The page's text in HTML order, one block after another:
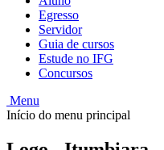
Egresso
Servidor
Guia de cursos
Estude no IFG
Concursos
Menu
Início do menu principal